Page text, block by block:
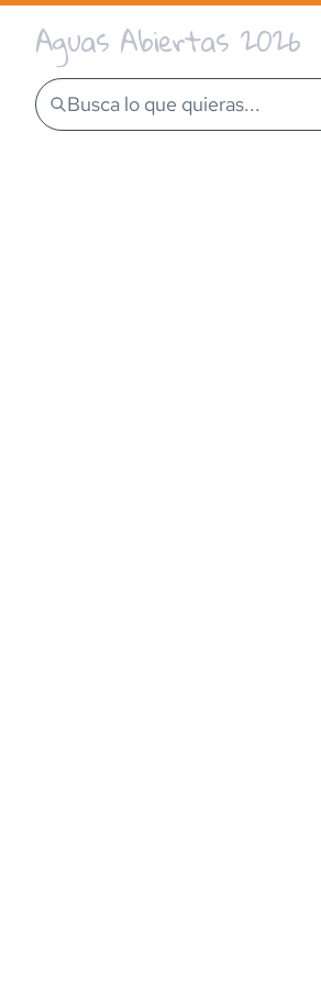
Aguas Abiertas 2026
Busca lo que quieras...